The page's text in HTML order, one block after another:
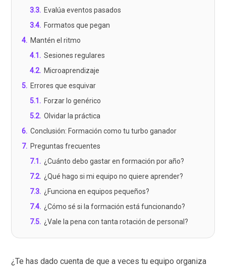
3.3. Evalúa eventos pasados
3.4. Formatos que pegan
4. Mantén el ritmo
4.1 . Sesiones regulares
4.2. Microaprendizaje
5. Errores que esquivar
5.1 . Forzar lo genérico
5.2. Olvidar la práctica
6. Conclusión: Formación como tu turbo ganador
7. Preguntas frecuentes
7.1 . ¿Cuánto debo gastar en formación por año?
7.2. ¿Qué hago si mi equipo no quiere aprender?
7.3. ¿Funciona en equipos pequeños?
7.4. ¿Cómo sé si la formación está funcionando?
7.5. ¿Vale la pena con tanta rotación de personal?
¿Te has dado cuenta de que a veces tu equipo organiza